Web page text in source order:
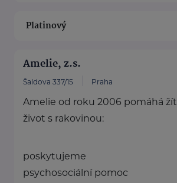
Platinový
Amelie, z.s.
Šaldova 337/15 Praha
Amelie od roku 2006 pomáhá žít
život s rakovinou:
poskytujeme
psychosociální pomoc